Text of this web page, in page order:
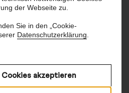
der Webseite zu.
Sie in den „Cookie-
Datenschutzerklärung
akzeptieren
und Pauke (1992)
125 (1824)